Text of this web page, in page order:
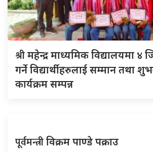
श्रीमहेन्द्र माध्यमिक विद्यालयमा ४
गर्ने विद्यार्थीहरुलाई सम्मान तथा
कार्यक्रम सम्पन्न
पूर्वमन्त्रीविक्रम पाण्डे पक्राउ